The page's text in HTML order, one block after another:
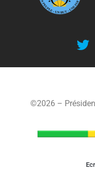
©2026 –